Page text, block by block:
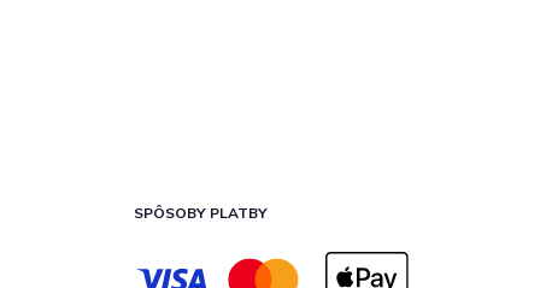
SPÔSOBY PLATBY